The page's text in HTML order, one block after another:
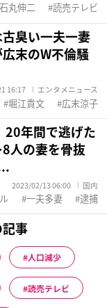
丸伸二 読売テレビ
古臭い一夫一妻
末のW不倫騒
16:17 エンタメニュース
堀江貴文 広末涼子
年間で逃げた
人の妻を骨抜
2023/02/13 06:00 国内
一夫多妻 逮捕
事
人口減少
読売テレビ